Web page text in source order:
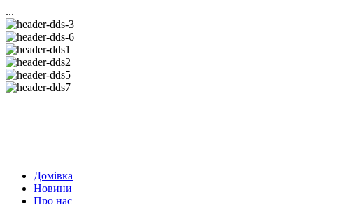
...
Домівка
Новини
Про нас